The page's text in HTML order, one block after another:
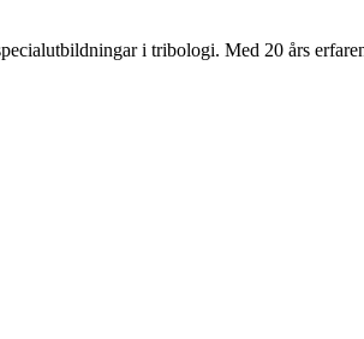
i tribologi. Med 20 års